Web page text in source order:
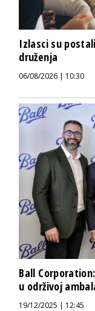
Izlasci su
druženja
06/08/2026 | 10:30
Ball
u održivoj
19/12/2025 | 12:45